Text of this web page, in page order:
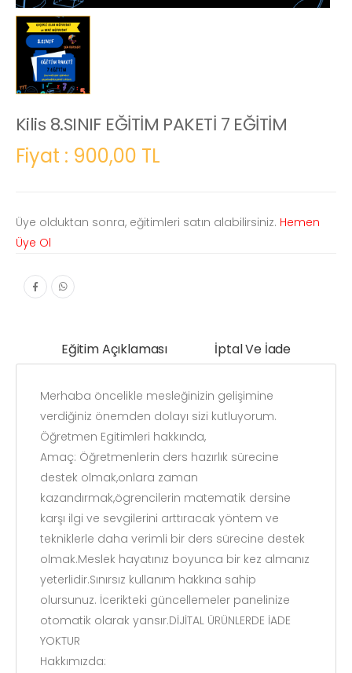
Kilis 8.SINIF EĞİTİM PAKETİ 7 EĞİTİM
Fiyat : 900,00 TL
Üye olduktan sonra, eğitimleri satın alabilirsiniz. Hemen
Üye Ol
Eğitim Açıklaması İptal Ve İade
Merhaba öncelikle mesleğinizin gelişimine
verdiğiniz önemden dolayı sizi kutluyorum.
Öğretmen Egitimleri hakkında,
Amaç: Öğretmenlerin ders hazırlık sürecine
destek olmak,onlara zaman
kazandırmak,ögrencilerin matematik dersine
karşı ilgi ve sevgilerini arttıracak yöntem ve
tekniklerle daha verimli bir ders sürecine destek
olmak.Meslek hayatınız boyunca bir kez almanız
yeterlidir.Sınırsız kullanım hakkına sahip
olursunuz. İcerikteki güncellemeler panelinize
otomatik olarak yansır.DİJİTAL ÜRÜNLERDE İADE
YOKTUR
Hakkımızda: